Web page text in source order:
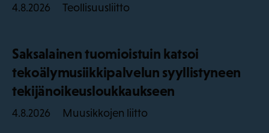
4.8.2026 Teollisuusliitto
Saksalainen tuomioistuin katsoi
tekoälymusiikkipalvelun syyllistyneen
tekijänoikeusloukkaukseen
4.8.2026 Muusikkojen liitto